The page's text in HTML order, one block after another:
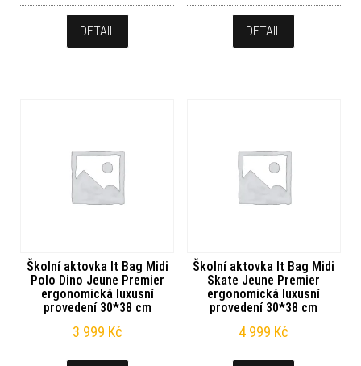
DETAIL DETAIL
Školní aktovka It Bag Midi
Polo Dino Jeune Premier
ergonomická luxusní
provedení 30*38 cm
3 999 Kč
Školní aktovka It Bag Midi
Skate Jeune Premier
ergonomická luxusní
provedení 30*38 cm
4 999 Kč